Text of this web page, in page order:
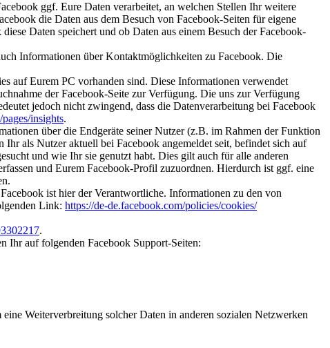
ggf. Eure Daten verarbeitet, an welchen Stellen Ihr weitere
die Daten aus dem Besuch von Facebook-Seiten für eigene
Daten speichert und ob Daten aus einem Besuch der Facebook-
Informationen über Kontaktmöglichkeiten zu Facebook. Die
auf Eurem PC vorhanden sind. Diese Informationen verwendet
der Facebook-Seite zur Verfügung. Die uns zur Verfügung
jedoch nicht zwingend, dass die Datenverarbeitung bei Facebook
insights.
über die Endgeräte seiner Nutzer (z.B. im Rahmen der Funktion
als Nutzer aktuell bei Facebook angemeldet seit, befindet sich auf
und wie Ihr sie genutzt habt. Dies gilt auch für alle anderen
und Eurem Facebook-Profil zuzuordnen. Hierdurch ist ggf. eine
ist hier der Verantwortliche. Informationen zu den von
Link: https://de-de.facebook.com/policies/cookies/
.
Ihr auf folgenden Facebook Support-Seiten:
Weiterverbreitung solcher Daten in anderen sozialen Netzwerken